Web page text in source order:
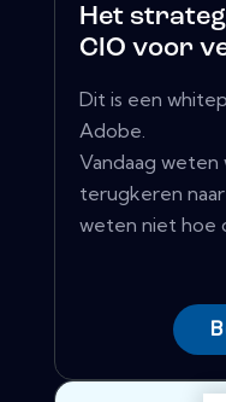
Het
CIO voor
Dit is een
Adobe.
Vandaag weten
terugkeren
weten niet hoe